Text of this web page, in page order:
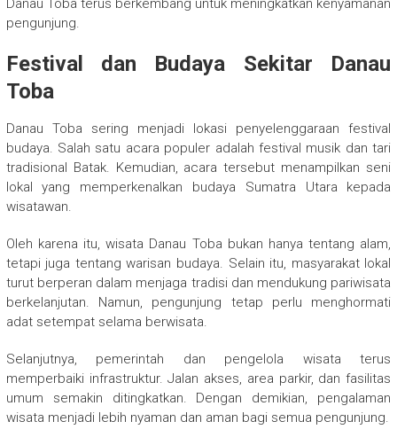
Danau Toba terus berkembang untuk meningkatkan kenyamanan
pengunjung.
Festival dan Budaya Sekitar Danau
Toba
Danau Toba sering menjadi lokasi penyelenggaraan festival
budaya. Salah satu acara populer adalah festival musik dan tari
tradisional Batak. Kemudian, acara tersebut menampilkan seni
lokal yang memperkenalkan budaya Sumatra Utara kepada
wisatawan.
Oleh karena itu, wisata Danau Toba bukan hanya tentang alam,
tetapi juga tentang warisan budaya. Selain itu, masyarakat lokal
turut berperan dalam menjaga tradisi dan mendukung pariwisata
berkelanjutan. Namun, pengunjung tetap perlu menghormati
adat setempat selama berwisata.
Selanjutnya, pemerintah dan pengelola wisata terus
memperbaiki infrastruktur. Jalan akses, area parkir, dan fasilitas
umum semakin ditingkatkan. Dengan demikian, pengalaman
wisata menjadi lebih nyaman dan aman bagi semua pengunjung.